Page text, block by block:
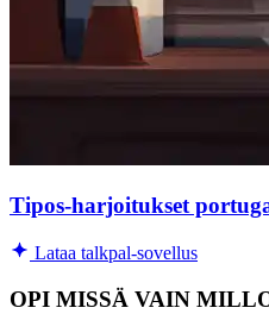
Tipos-harjoitukset
Lataa talkpal-sovellus
OPI MISSÄ VAIN